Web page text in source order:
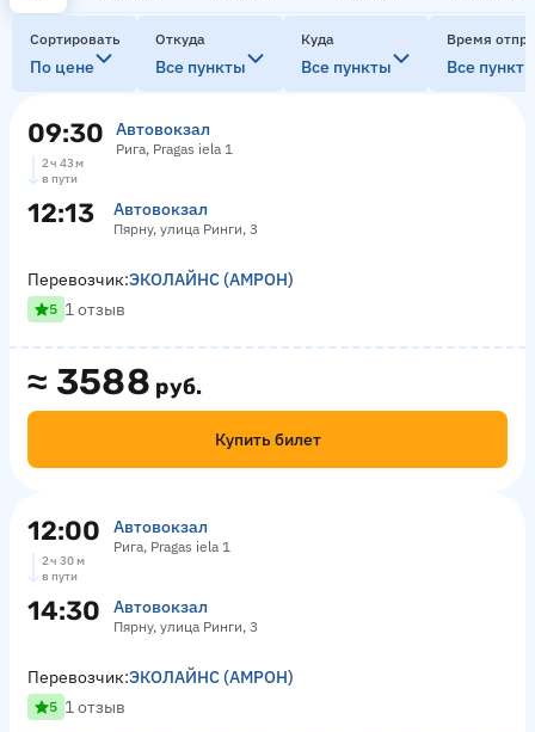
Сортировать
По цене
Откуда
Все пункты
Куда
Все пункты
Время
Все
09:30 Автовокзал
Рига, Pragas iela 1
2 ч 43 м
в пути
12:13 Автовокзал
Пярну, улица Ринги, 3
≈ 3588 руб.
Купить билет
Перевозчик:ЭКОЛАЙНС (АМРОН)
5 1 отзыв
12:00 Автовокзал
Рига, Pragas iela 1
2 ч 30 м
в пути
14:30 Автовокзал
Пярну, улица Ринги, 3
Перевозчик:ЭКОЛАЙНС (АМРОН)
5 1 отзыв